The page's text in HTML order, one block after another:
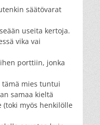
säätövarat
useita kertoja.
vika vai
porttiin, jonka
tämä mies tuntui
samaa kieltä
(toki myös henkilölle